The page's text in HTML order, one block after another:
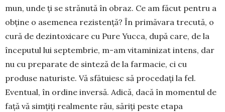
mun, unde ți se stră­­­nu­tă în obraz. Ce am făcut pen­tru a
obține o ase­me­nea re­zis­tență? În primăvara trecută, o
cură de de­zin­to­xi­care cu Pure Yucca, după care, de la
în­ceputul lui sep­tembrie, m-am vi­ta­minizat in­­tens, dar
nu cu preparate de sin­teză de la far­macie, ci cu
produse naturiste. Vă sfă­tuiesc să pro­cedați la fel.
Even­tual, în or­dine inversă. Adi­că, dacă în mo­mentul de
față vă sim­țiți realmente rău, săriți pes­te eta­pa